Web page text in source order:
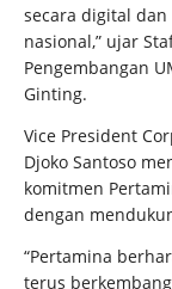
secara digital
nasional,” ujar
Pengembangan
Ginting.
Vice President
Djoko Santoso
komitmen
dengan
“Pertamina
terus